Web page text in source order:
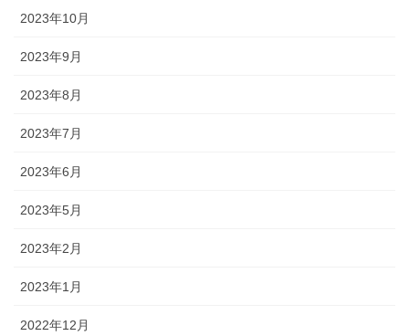
2023年10月
2023年9月
2023年8月
2023年7月
2023年6月
2023年5月
2023年2月
2023年1月
2022年12月